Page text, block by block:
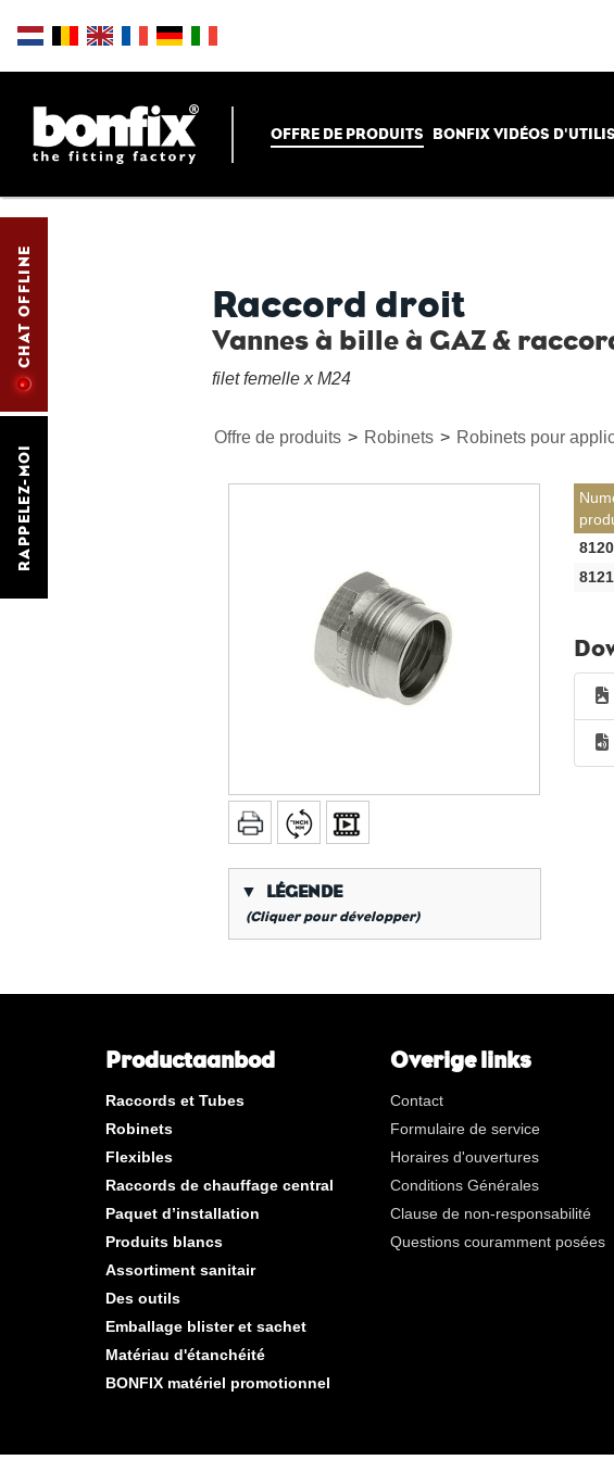
OFFRE DE PRODUITS BONFIX VIDÉOS
RAPPELEZ-MOI
CHAT OFFLINE Raccord droit
Vannes à bille à GAZ &
filet femelle x M24
Offre de produits > Robinets > Robinets pour
▼ LÉGENDE
(Cliquer pour développer)
**
Long filetage interne gaz
Belgische Gasvaklieden
Productaanbod
Raccords et Tubes
Robinets
Flexibles
Raccords de chauffage central
Paquet d’installation
Produits blancs
Assortiment sanitair
Des outils
Emballage blister et sachet
Matériau d'étanchéité
BONFIX matériel promotionnel
Overige links
Contact
Formulaire de service
Horaires d'ouvertures
Conditions Générales
Clause de non-responsabilité
Questions couramment posées